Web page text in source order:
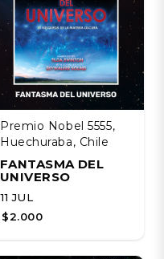
Premio Nobel 5555,
Huechuraba, Chile
FANTASMA DEL
UNIVERSO
11 JUL
$2.000